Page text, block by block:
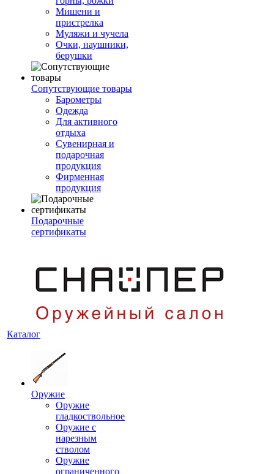
Мишени и
пристрелка
Муляжи и чучела
Очки, наушники,
берушки
Сопутствующие товары
Барометры
Одежда
Для активного
отдыха
Сувенирная и
подарочная
продукция
Фирменная
продукция
Подарочные
сертификаты
Каталог
Оружие
Оружие
гладкоствольное
Оружие с
нарезным
стволом
Оружие
ограниченного